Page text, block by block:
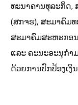
ທະນາຄານທຸລະກິດ,
(ສກຈຮ), ສະມາຄົມ
ສະມາຄົມສະຫະກອ
ແລະ ຄະນະອະນຸກໍ
ດ້ວຍການປົກປ້ອງເງິ